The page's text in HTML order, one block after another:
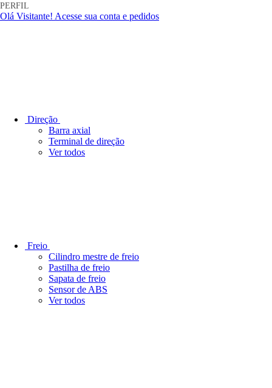
Olá Visitante! Acesse sua conta e pedidos
Direção
Barra axial
Terminal de direção
Ver todos
Freio
Cilindro mestre de freio
Pastilha de freio
Sapata de freio
Sensor de ABS
Ver todos